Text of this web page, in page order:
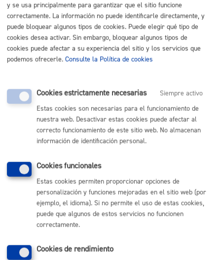
certificado electrónico
ONLINE
PRESENCIAL
TELÉFONO
Registro general: presentar alegaciones o recursos en un
expediente
ONLINE
PRESENCIAL
MÁQUINA
Volver al índice Volver atrás
Sebastián
y se usa principalmente para garantizar que el sitio funcione
correctamente. La información no puede identificarle directamente, y
puede bloquear algunos tipos de cookies. Puede elegir qué tipo de
cookies desea activar. Sin embargo, bloquear algunos tipos de
cookies puede afectar a su experiencia del sitio y los servicios que
podemos ofrecerle. Consulte la Política de cookies
Cookies estrictamente necesarias
Siempre activo
Estas cookies son necesarias para el funcionamiento de
nuestra web. Desactivar estas cookies puede afectar al
correcto funcionamiento de este sitio web. No almacenan
información de identificación personal.
Cookies funcionales
Estas cookies permiten proporcionar opciones de
personalización y funciones mejoradas en el sitio web (por
ejemplo, el idioma). Si no permite el uso de estas cookies,
puede que algunos de estos servicios no funcionen
correctamente.
Cookies de rendimiento